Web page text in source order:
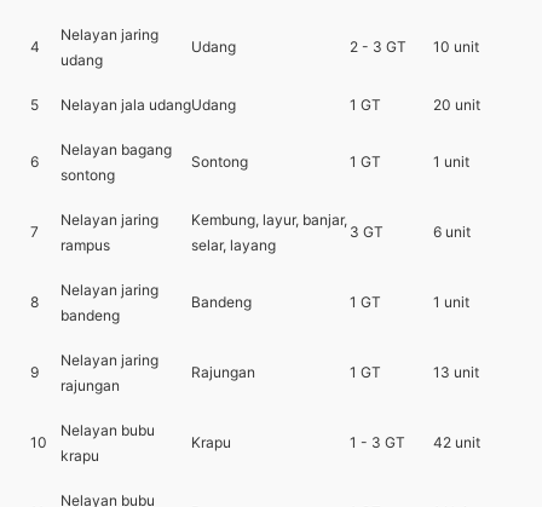
4
Nelayan jaring
udang
Udang 2 - 3 GT 10 unit
5 Nelayan jala udangUdang 1 GT 20 unit
6
Nelayan bagang
sontong
Sontong 1 GT 1 unit
7
Nelayan jaring
rampus
Kembung, layur, banjar,
selar, layang
3 GT 6 unit
8
Nelayan jaring
bandeng
Bandeng 1 GT 1 unit
9
Nelayan jaring
rajungan
Rajungan 1 GT 13 unit
10
Nelayan bubu
krapu
Krapu 1 - 3 GT 42 unit
Nelayan bubu